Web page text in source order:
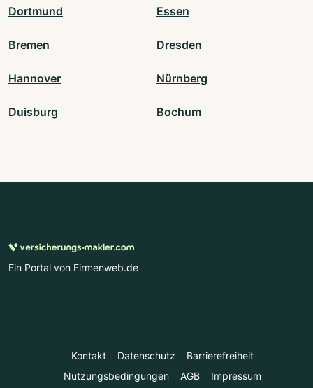
Dortmund Essen
Bremen Dresden
Hannover Nürnberg
Duisburg Bochum
Ein Portal von Firmenweb.de
Kontakt Datenschutz
Barrierefreiheit
Nutzungsbedingungen
AGB Impressum